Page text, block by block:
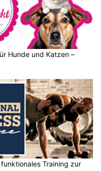
Hunde und Katzen –
Training zur